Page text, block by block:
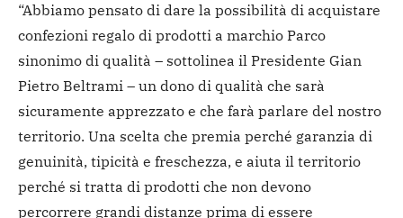
“Abbiamo pensato di dare la possibilità di acquistare
confezioni regalo di prodotti a marchio Parco
sinonimo di qualità – sottolinea il Presidente Gian
Pietro Beltrami – un dono di qualità che sarà
sicuramente apprezzato e che farà parlare del nostro
territorio. Una scelta che premia perché garanzia di
genuinità, tipicità e freschezza, e aiuta il territorio
perché si tratta di prodotti che non devono
percorrere grandi distanze prima di essere